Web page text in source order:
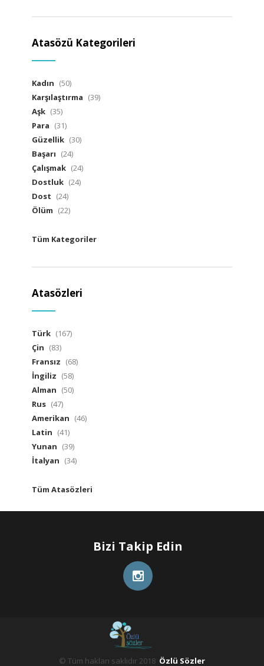
Atasözü Kategorileri
Kadın (50)
Karşılaştırma (39)
Aşk (35)
Para (31)
Güzellik (30)
Başarı (24)
Çalışmak (24)
Dostluk (24)
Dost (24)
Ölüm (22)
Tüm Kategoriler
Atasözleri
Türk (167)
Çin (83)
Fransız (68)
İngiliz (58)
Alman (50)
Rus (47)
Amerikan (46)
Latin (41)
Yunan (39)
İtalyan (34)
Tüm Atasözleri
Bizi Takip Edin
© Tüm hakları saklıdır 2018 Özlü Sözler